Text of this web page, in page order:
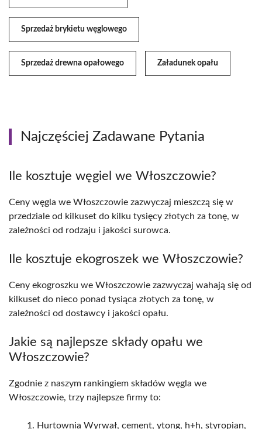
Sprzedaż brykietu węglowego
Sprzedaż drewna opałowego Załadunek opału
Najczęściej Zadawane Pytania
Ile kosztuje węgiel we Włoszczowie?
Ceny węgla we Włoszczowie zazwyczaj mieszczą się w
przedziale od kilkuset do kilku tysięcy złotych za tonę, w
zależności od rodzaju i jakości surowca.
Ile kosztuje ekogroszek we Włoszczowie?
Ceny ekogroszku we Włoszczowie zazwyczaj wahają się od
kilkuset do nieco ponad tysiąca złotych za tonę, w
zależności od dostawcy i jakości opału.
Jakie są najlepsze składy opału we
Włoszczowie?
Zgodnie z naszym rankingiem składów węgla we
Włoszczowie, trzy najlepsze firmy to:
Hurtownia Wyrwał, cement, ytong, h+h, styropian,